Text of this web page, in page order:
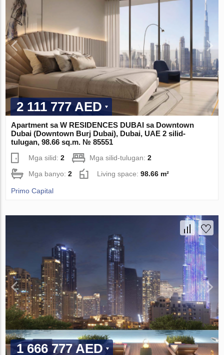
2 111 777 AED
Apartment sa W RESIDENCES DUBAI sa Downtown
Dubai (Downtown Burj Dubai), Dubai, UAE 2 silid-
tulugan, 98.66 sq.m. № 85551
Mga silid:2 Mga silid-tulugan:2
Mga banyo:2 Living space:98.66 m²
Primo Capital
1 666 777 AED